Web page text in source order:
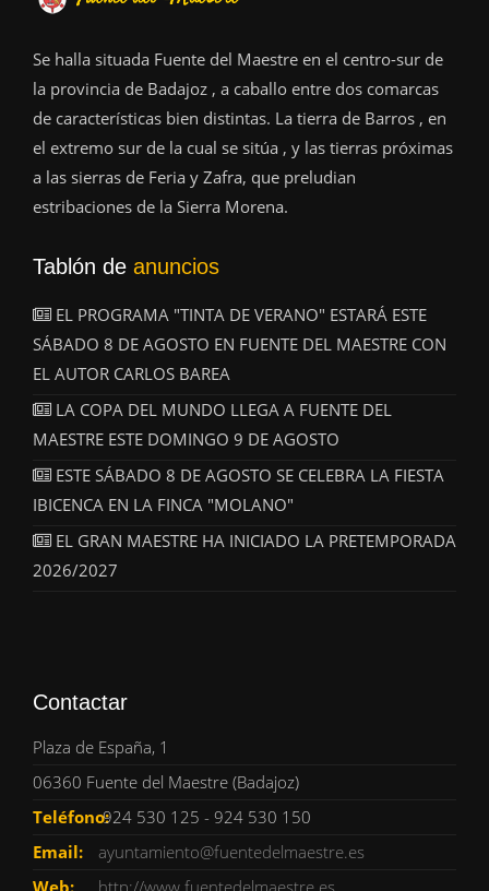
Se halla situada Fuente del Maestre en el centro-sur de
la provincia de Badajoz , a caballo entre dos comarcas
de características bien distintas. La tierra de Barros , en
el extremo sur de la cual se sitúa , y las tierras próximas
a las sierras de Feria y Zafra, que preludian
estribaciones de la Sierra Morena.
Tablón de anuncios
EL PROGRAMA "TINTA DE VERANO" ESTARÁ ESTE
SÁBADO 8 DE AGOSTO EN FUENTE DEL MAESTRE CON
EL AUTOR CARLOS BAREA
LA COPA DEL MUNDO LLEGA A FUENTE DEL
MAESTRE ESTE DOMINGO 9 DE AGOSTO
ESTE SÁBADO 8 DE AGOSTO SE CELEBRA LA FIESTA
IBICENCA EN LA FINCA "MOLANO"
EL GRAN MAESTRE HA INICIADO LA PRETEMPORADA
2026/2027
Contactar
Plaza de España, 1
06360 Fuente del Maestre (Badajoz)
Teléfono:924 530 125 - 924 530 150
Email:
ayuntamiento@fuentedelmaestre.es